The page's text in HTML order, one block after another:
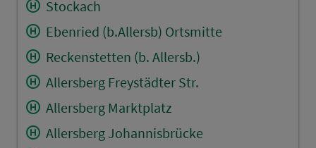
Stockach
Ebenried (b.Allersb) Ortsmitte
Reckenstetten (b. Allersb.)
Allersberg Freystädter Str.
Allersberg Marktplatz
Allersberg Johannisbrücke